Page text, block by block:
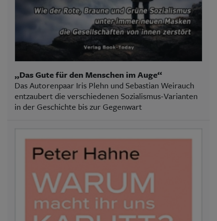
„Das Gute für den Menschen im Auge“
Das Autorenpaar Iris Plehn und Sebastian Weirauch
entzaubert die verschiedenen Sozialismus-Varianten
in der Geschichte bis zur Gegenwart